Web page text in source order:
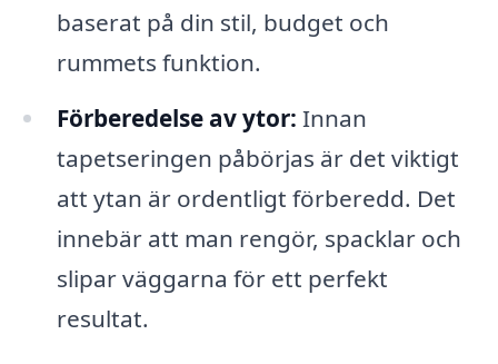
baserat på din stil, budget och
rummets funktion.
Förberedelse av ytor: Innan
tapetseringen påbörjas är det viktigt
att ytan är ordentligt förberedd. Det
innebär att man rengör, spacklar och
slipar väggarna för ett perfekt
resultat.